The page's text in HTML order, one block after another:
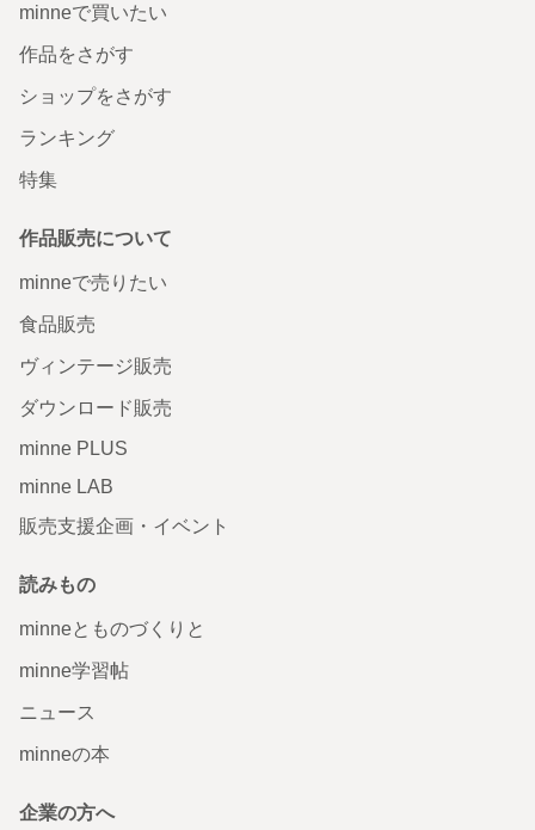
minneで買いたい
作品をさがす
ショップをさがす
ランキング
特集
作品販売について
minneで売りたい
食品販売
ヴィンテージ販売
ダウンロード販売
minne PLUS
minne LAB
販売支援企画・イベント
読みもの
minneとものづくりと
minne学習帖
ニュース
minneの本
企業の方へ